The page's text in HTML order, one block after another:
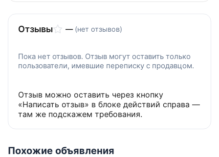
Отзывы — (нет отзывов)
Пока нет отзывов. Отзыв могут оставить только
пользователи, имевшие переписку с продавцом.
Отзыв можно оставить через кнопку
«Написать отзыв» в блоке действий справа —
там же подскажем требования.
Похожие объявления